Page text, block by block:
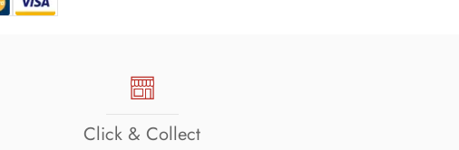
Click & Collect